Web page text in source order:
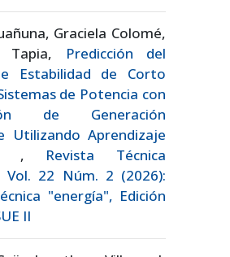
Graciela Colomé,
Tapia,
Predicción del
Estabilidad de Corto
de Potencia con
de Generación
Utilizando Aprendizaje
, Revista Técnica
Vol. 22 Núm. 2 (2026):
"energía", Edición
II